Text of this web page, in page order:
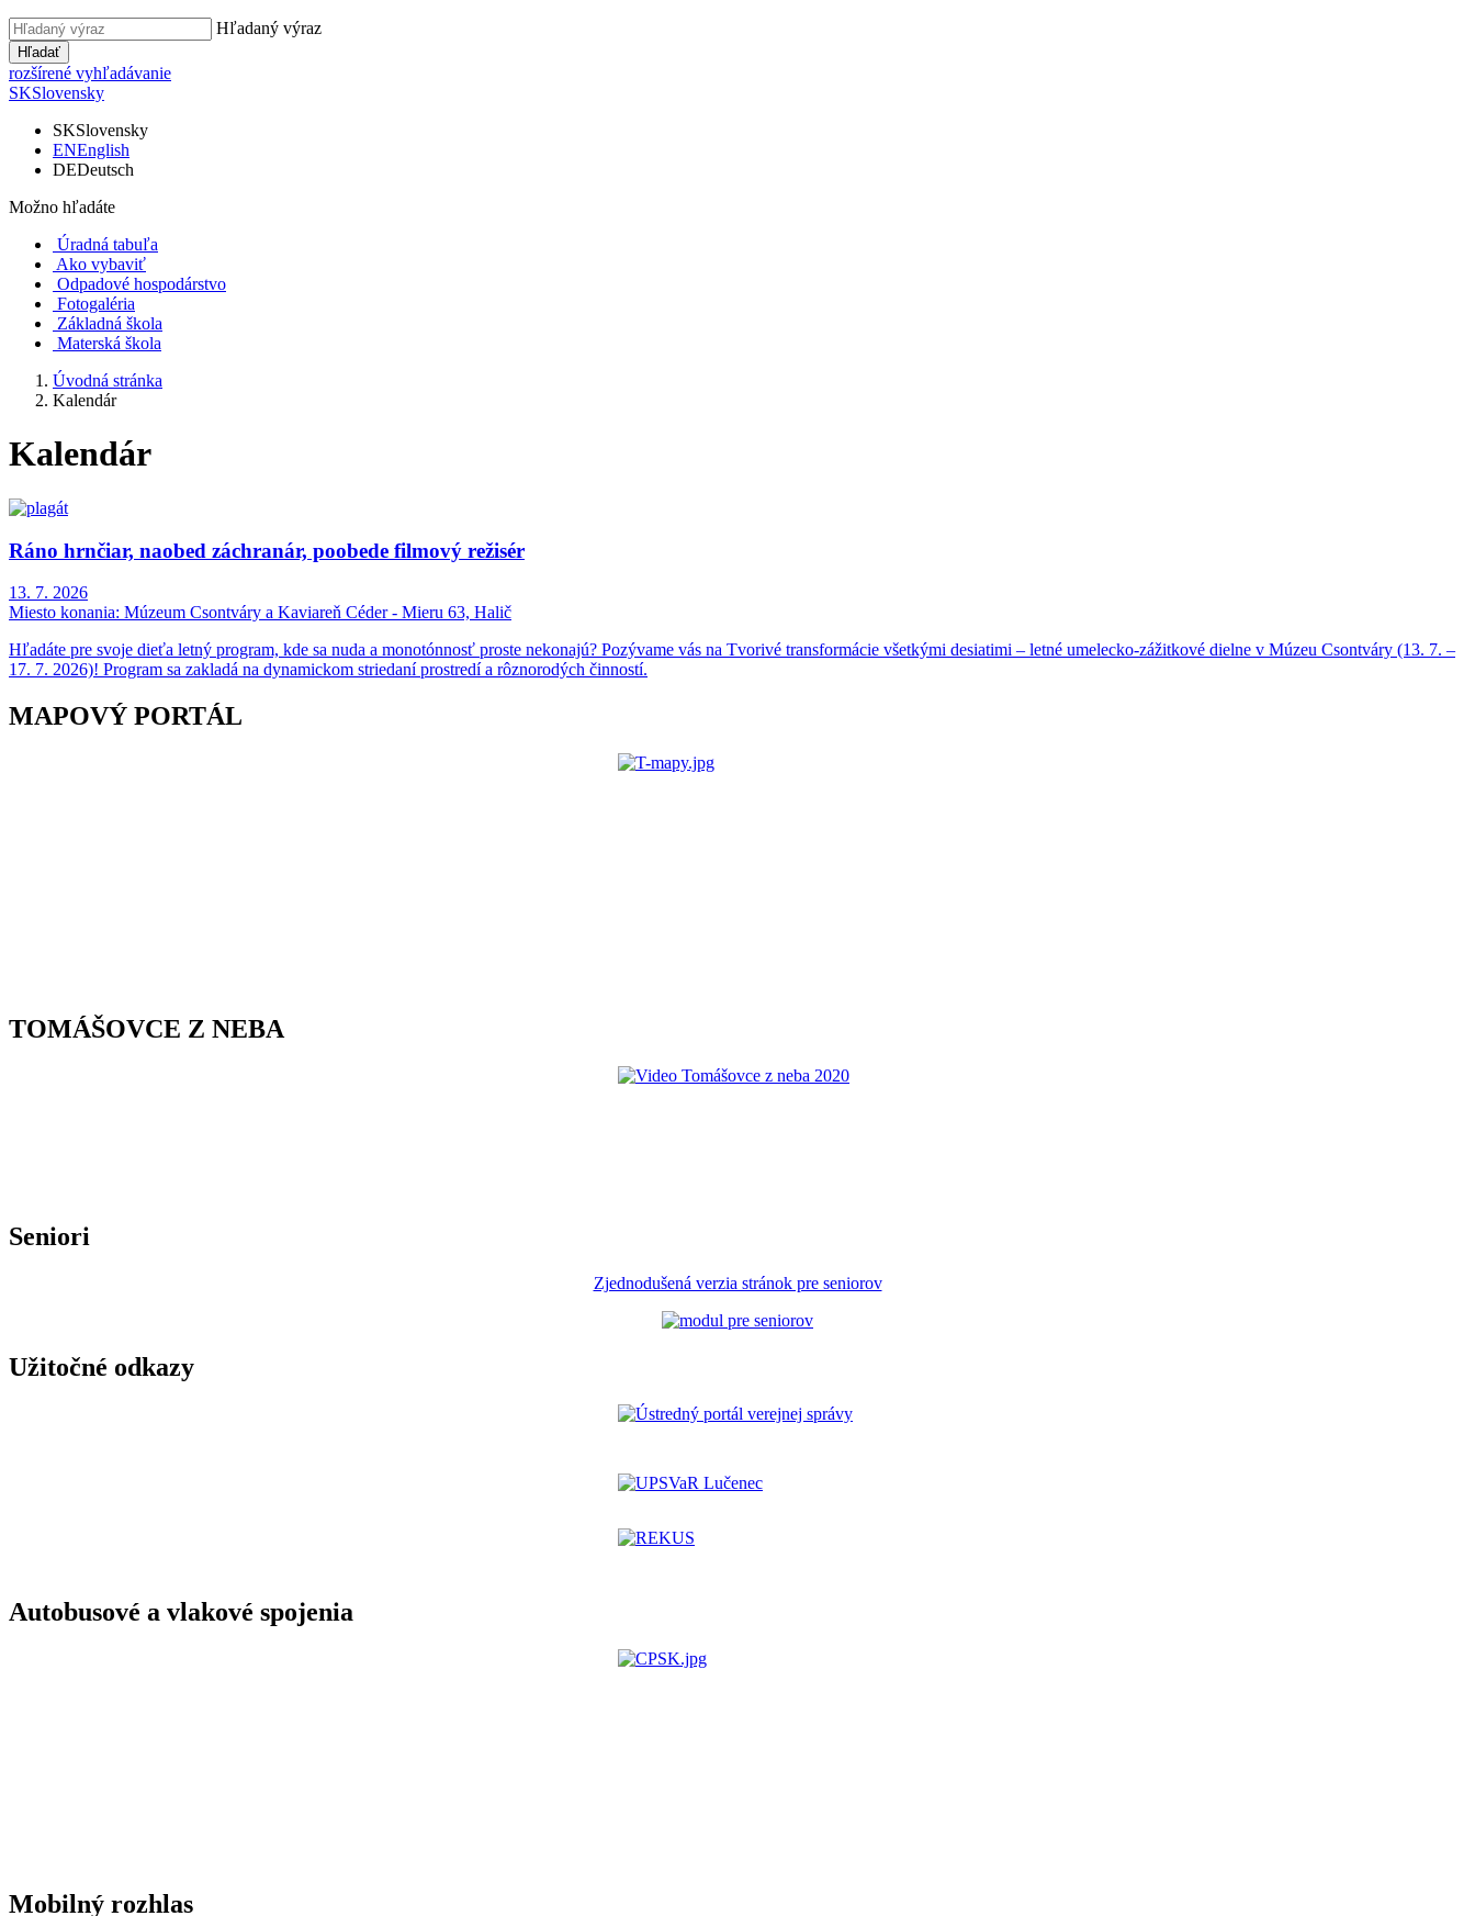
Hľadaný výraz
Hľadať
rozšírené vyhľadávanie
SKSlovensky
SKSlovensky
ENEnglish
DEDeutsch
Možno hľadáte
Úradná tabuľa
Ako vybaviť
Odpadové hospodárstvo
Fotogaléria
Základná škola
Materská škola
Úvodná stránka
Kalendár
Kalendár
Ráno hrnčiar, naobed záchranár, poobede filmový režisér
13. 7. 2026
Miesto konania: Múzeum Csontváry a Kaviareň Céder - Mieru 63, Halič
Hľadáte pre svoje dieťa letný program, kde sa nuda a monotónnosť proste nekonajú? Pozývame vás na Tvorivé transformácie všetkými desiatimi – letné umelecko-zážitkové dielne v Múzeu Csontváry (13. 7. –
17. 7. 2026)! Program sa zakladá na dynamickom striedaní prostredí a rôznorodých činností.
MAPOVÝ PORTÁL
TOMÁŠOVCE Z NEBA
Seniori
Zjednodušená verzia stránok pre seniorov
Užitočné odkazy
Autobusové a vlakové spojenia
Mobilný rozhlas